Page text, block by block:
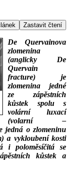
Zastavit čtení
De Quervainova
zlomenina
(anglicky De
Quervain
fracture) je
zlomenina jedné
ze zápěstních
kůstek spolu s
volární luxací
(volarní –
jedná o zlomeninu
a vykloubení kosti
i poloměsíčitá se
kůstek a